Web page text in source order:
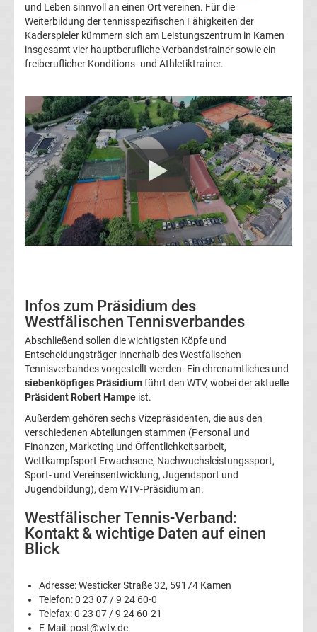
WWE
News
News
DAZN
Programm
&
Telekom
Eishockey
live
im
TV
Tabellen
Ergebnisse
La
Ergebnisse
und Leben sinnvoll an einen Ort vereinen. Für die
Weiterbildung der tennisspezifischen Fähigkeiten der
Kaderspieler kümmern sich am Leistungszentrum in Kamen
insgesamt vier hauptberufliche Verbandstrainer sowie ein
freiberuflicher Konditions- und Athletiktrainer.
Infos zum Präsidium des
Westfälischen Tennisverbandes
Abschließend sollen die wichtigsten Köpfe und
Entscheidungsträger innerhalb des Westfälischen
Tennisverbandes vorgestellt werden. Ein ehrenamtliches und
siebenköpfiges Präsidiumführt den WTV, wobei der aktuelle
Präsident Robert Hampe ist.
Außerdem gehören sechs Vizepräsidenten, die aus den
verschiedenen Abteilungen stammen (Personal und
Finanzen, Marketing und Öffentlichkeitsarbeit,
Wettkampfsport Erwachsene, Nachwuchsleistungssport,
Sport- und Vereinsentwicklung, Jugendsport und
Jugendbildung), dem WTV-Präsidium an.
Westfälischer Tennis-Verband:
Kontakt & wichtige Daten auf einen
Blick
Adresse: Westicker Straße 32, 59174 Kamen
Telefon: 0 23 07 / 9 24 60-0
Telefax: 0 23 07 / 9 24 60-21
E-Mail: post@wtv.de